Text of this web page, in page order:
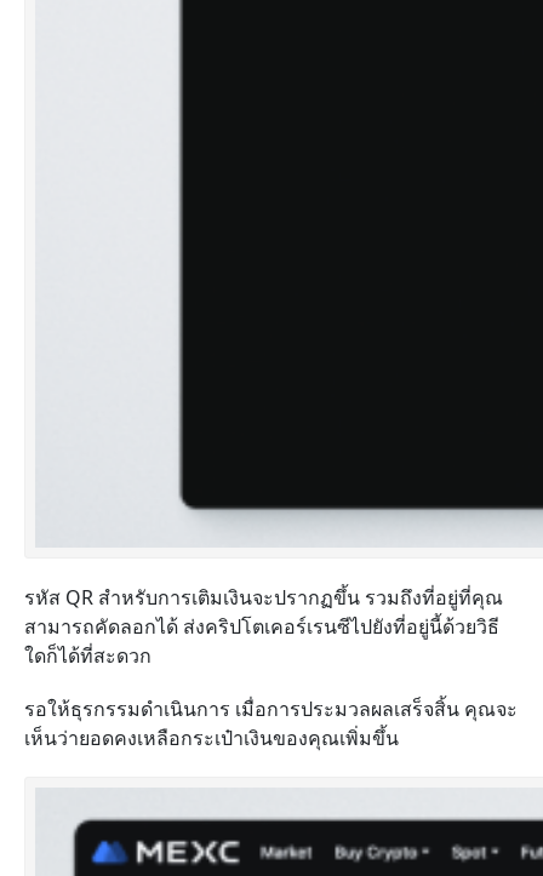
รหัส QR สำหรับการเติมเงินจะปรากฏขึ้น รวมถึงที่อยู่ที่คุณ
สามารถคัดลอกได้ ส่งคริปโตเคอร์เรนซีไปยังที่อยู่นี้ด้วยวิธี
ใดก็ได้ที่สะดวก
รอให้ธุรกรรมดำเนินการ เมื่อการประมวลผลเสร็จสิ้น คุณจะ
เห็นว่ายอดคงเหลือกระเป๋าเงินของคุณเพิ่มขึ้น